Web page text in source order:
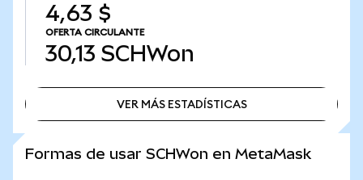
4,63 $
OFERTA CIRCULANTE
30,13 SCHWon
VER MÁS ESTADÍSTICAS
Formas de usar SCHWon en MetaMask